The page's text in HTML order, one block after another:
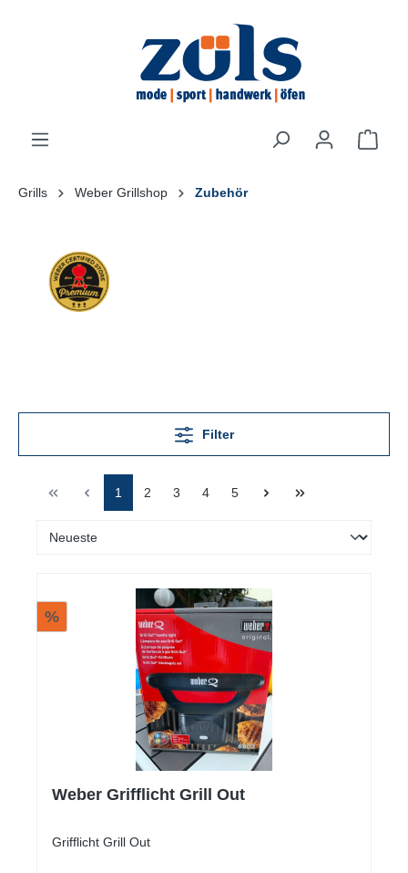
Grills Weber Grillshop Zubehör
Filter
1 2 3 4 5
%
Weber Grifflicht Grill Out
Grifflicht Grill Out